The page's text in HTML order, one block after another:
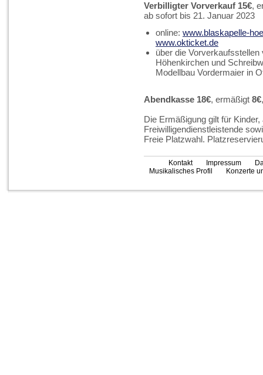
Verbilligter Vorverkauf 15€,
ab sofort bis 21. Januar 2023
online: www.blaskapelle-
www.okticket.de
über die
Höhenkirchen und
Modellbau Vordermaier in
Abendkasse 18€, ermäßigt 8€
Die Ermäßigung gilt für
Freiwilligendienstleistende
Freie Platzwahl.
Kontakt Impressum
Musikalisches Profil
Konzerte